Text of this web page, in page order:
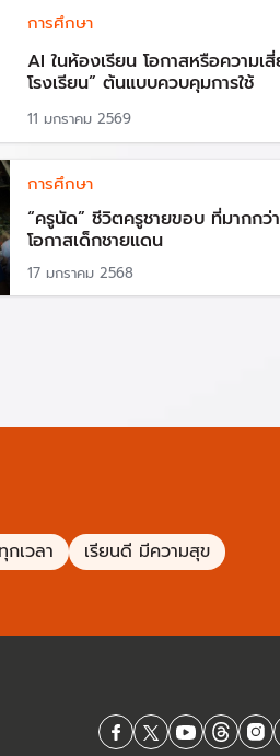
ล้านบาท ซึ่งมีกระทรวงศึกษาธิการ
ากประเทศจีน โดยแบ่งเป็น
สามารถจัดส่งเครื่องได้ตามสัญญา ส่
ยการขึ้นมาดำรงตำแหน่งนายกฯ ขอ
ซึ่งมี พล.ร.อ.ณรงค์ พิพัฒนาศัย ผู้บั
ามปีงบประมาณ 2556 ที่เหลืออยู่ แล
นทุกคน
ณแบบไม่มีหนี้ เพื่อนำเงินไปใช้ในโค
การศึกษา
AI ในห้องเรียน โอกาสหรือความเ
โรงเรียน” ต้นแบบควบคุมการใช้
11 มกราคม 2569
การศึกษา
“ครูนัด” ชีวิตครูชายขอบ ที่มากกว่
โอกาสเด็กชายแดน
17 มกราคม 2568
เวลา เรียนดี มีความสุข